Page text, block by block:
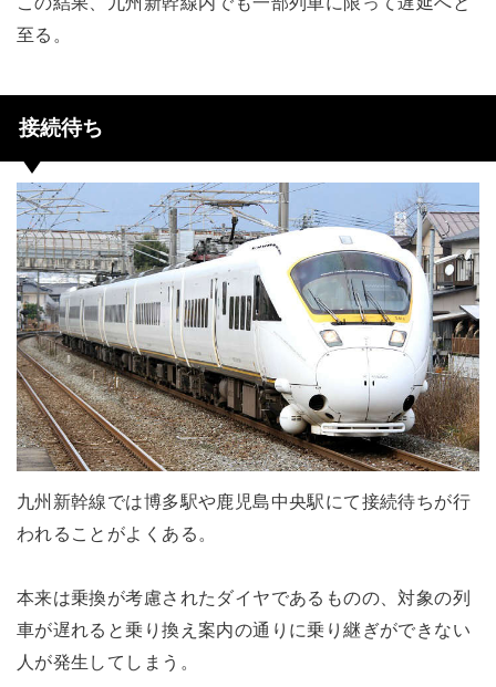
至る。
接続待ち
九州新幹線では博多駅や鹿児島中央駅にて接続待ちが行
われることがよくある。
本来は乗換が考慮されたダイヤであるものの、対象の列
車が遅れると乗り換え案内の通りに乗り継ぎができない
人が発生してしまう。